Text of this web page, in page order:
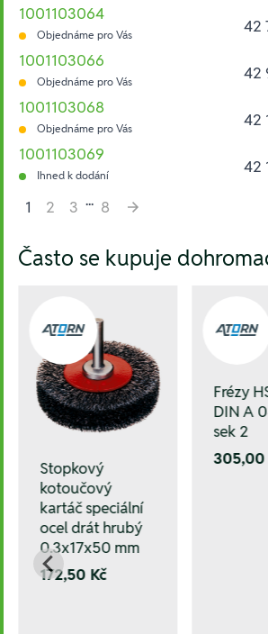
1001103064
Objednáme pro Vás 42
1001103066
Objednáme pro Vás 42
1001103068
Objednáme pro Vás 42
1001103069
Ihned k dodání 42
1
2 3 ... 8
Často se kupuje
Stopkový
kotoučový
kartáč speciální
ocel drát hrubý
0.3x17x50 mm
172,50 Kč
Frézy
DIN A
sek 2
305,00